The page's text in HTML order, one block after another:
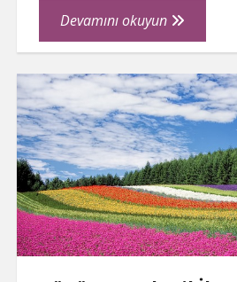
Devamını okuyunTürk
Tekstil
Kalite
ve
Öne
Çıkıyor